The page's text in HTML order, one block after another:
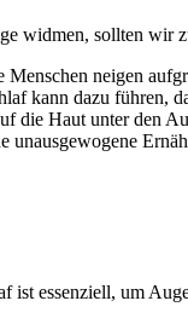
widmen, sollten wir
Menschen neigen
kann dazu führen,
die Haut unter den
unausgewogene
ist essenziell, um